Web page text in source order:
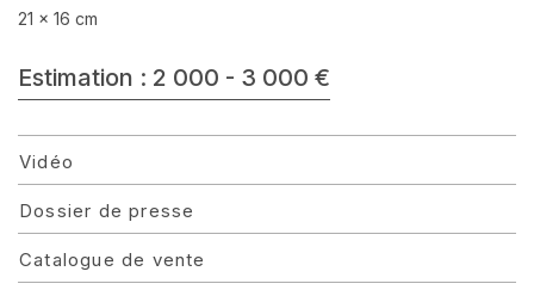
21 x 16 cm
Estimation : 2 000 - 3 000 €
Vidéo
Dossier de presse
Catalogue de vente